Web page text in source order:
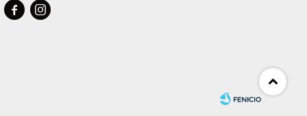
 